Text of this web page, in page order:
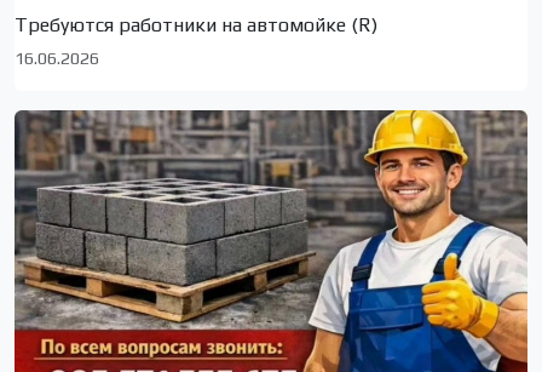
Требуются работники на автомойке (R)
16.06.2026